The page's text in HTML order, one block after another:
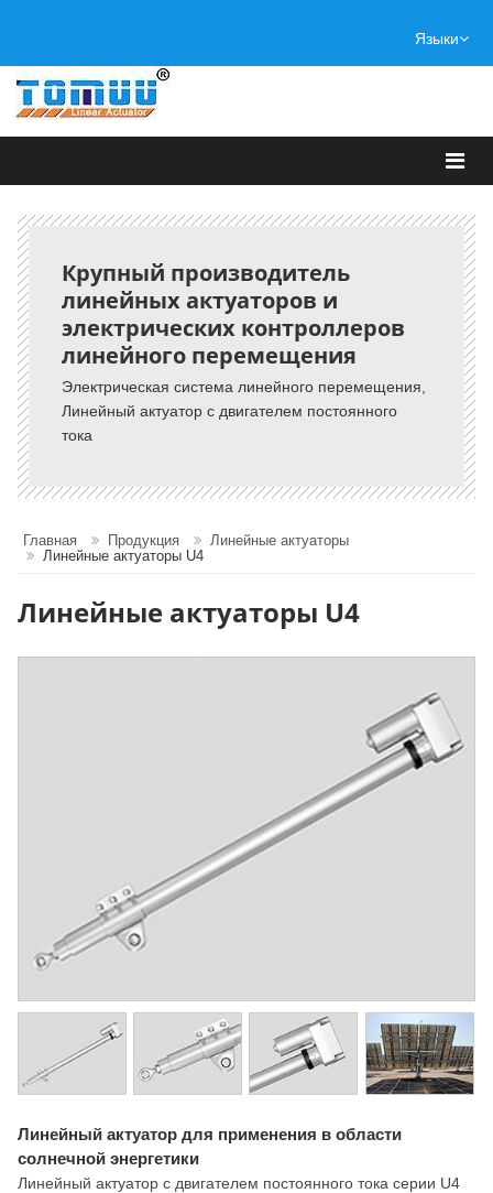
Языки
Крупный производитель
линейных актуаторов и
электрических контроллеров
линейного перемещения
Электрическая система линейного перемещения
Линейный актуатор с двигателем постоянного
тока
Главная Продукция
Линейные актуаторы
Линейные актуаторы U4
Линейные актуаторы U4
Линейный актуатор для применения в области
солнечной энергетики
Линейный актуатор с двигателем постоянного тока серии U4